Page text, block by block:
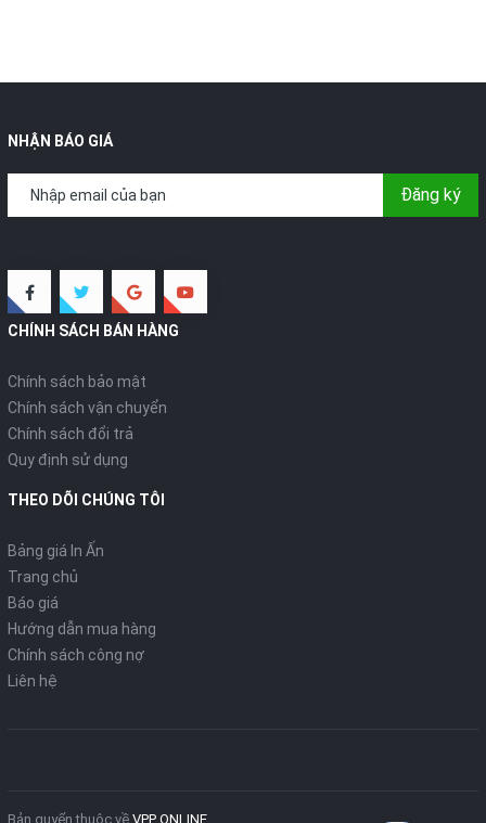
NHẬN BÁO GIÁ
Đăng ký
CHÍNH SÁCH BÁN HÀNG
Chính sách bảo mật
Chính sách vận chuyển
Chính sách đổi trả
Quy định sử dụng
THEO DÕI CHÚNG TÔI
Bảng giá In Ấn
Trang chủ
Báo giá
Hướng dẫn mua hàng
Chính sách công nợ
Liên hệ
Bản quyển thuộc về VPP ONLINE